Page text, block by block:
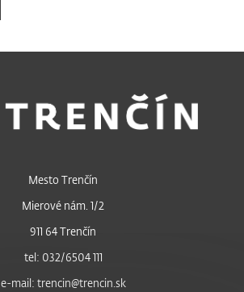
Mesto Trenčín
Mierové nám. 1/2
911 64 Trenčín
tel: 032/6504 111
e-mail: trencin@trencin.sk